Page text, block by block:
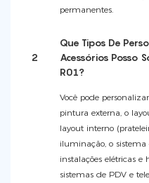
permanentes.
2
Que Tipos De
Acessórios Posso
R01?
Você pode
pintura externa, o
layout interno
iluminação, o sistema
instalações elétricas
sistemas de PDV e